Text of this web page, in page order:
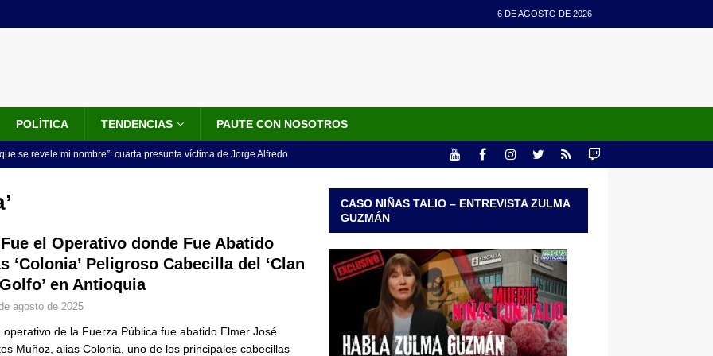
6 DE AGOSTO DE 2026
POLÍTICA TENDENCIAS PAUTE CON NOSOTROS
se revele mi nombre”: cuarta presunta víctima de Jorge Alfredo
acusó a hombre que habría intentado encubrir el asesinato
accidente de tránsito JUDICIALES
tres denunciantes entregan los detalles de porque se
Vargas JUDICIALES
NOTICIAS
el Operativo donde Fue Abatido
‘Colonia’ Peligroso Cabecilla del ‘Clan
en Antioquia
agosto de 2025
operativo de la Fuerza Pública fue abatido Elmer José
Muñoz, alias Colonia, uno de los principales cabecillas
CASO NIÑAS TALIO – ENTREVISTA ZULMA
GUZMÁN